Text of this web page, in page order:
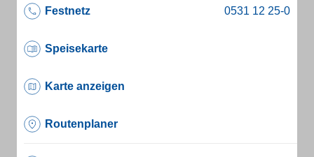
Festnetz
Speisekarte
Karte anzeigen
Routenplaner